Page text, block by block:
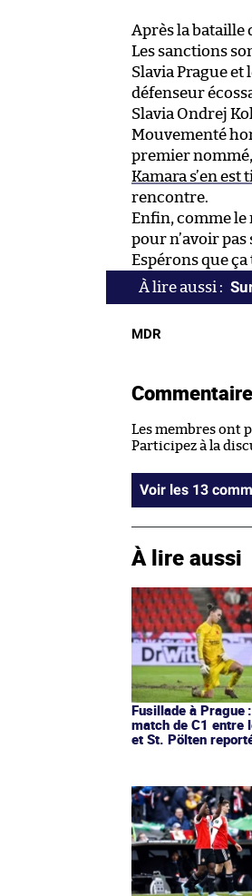
Après la bataille
Les sanctions
Slavia Prague et
défenseur
Slavia Ondrej
Mouvementé
premier nommé,
Kamara s’en
rencontre.
Enfin, comme le
pour n’avoir
Espérons que
MDR
Les membres ont
Participez à la
Voir les
À lire aussi
Fusillade à Prague
match de C1 entre
et St. Pölten